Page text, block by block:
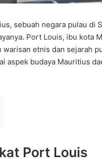
sebuah negara pulau di
Port Louis, ibu kota
warisan etnis dan sejarah
aspek budaya Mauritius
Port Louis